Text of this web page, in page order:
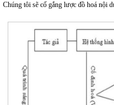
Chúng tôi sẽ cố gắng lược đồ hoá nội